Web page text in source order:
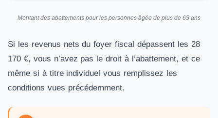
Montant des abattements pour les personnes âgée de plus de 65 ans
Si les revenus nets du foyer fiscal dépassent les 28
170 €, vous n’avez pas le droit à l’abattement, et ce
même si à titre individuel vous remplissez les
conditions vues précédemment.